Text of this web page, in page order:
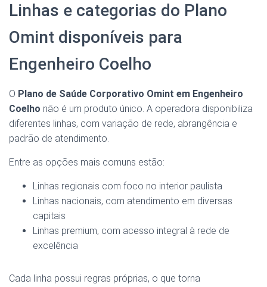
Linhas e categorias do Plano
Omint disponíveis para
Engenheiro Coelho
O Plano de Saúde Corporativo Omint em Engenheiro
Coelho não é um produto único. A operadora disponibiliza
diferentes linhas, com variação de rede, abrangência e
padrão de atendimento.
Entre as opções mais comuns estão:
Linhas regionais com foco no interior paulista
Linhas nacionais, com atendimento em diversas
capitais
Linhas premium, com acesso integral à rede de
excelência
Cada linha possui regras próprias, o que torna